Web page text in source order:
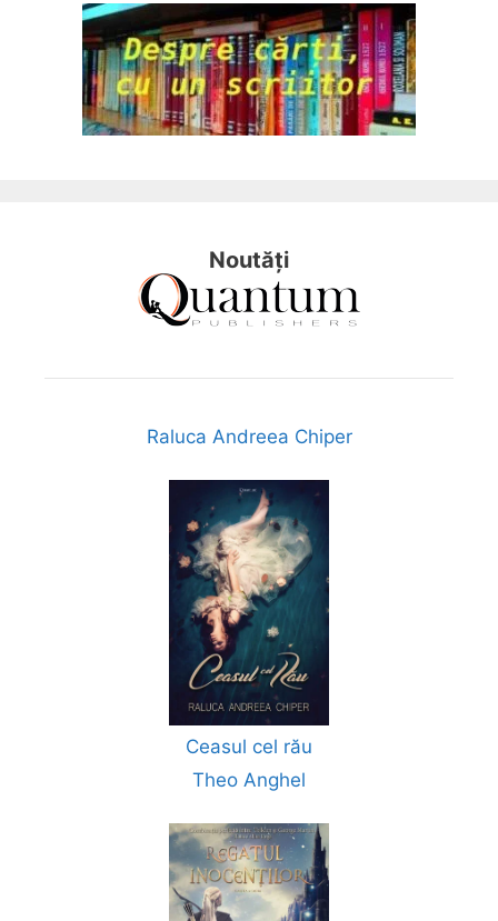
Noutăți
Raluca Andreea Chiper
Ceasul cel rău
Theo Anghel